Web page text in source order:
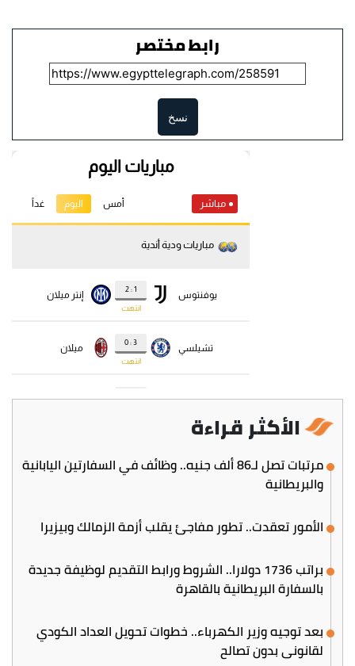
رابط مختصر
نسخ
الأكثر قراءة
مرتبات تصل لـ86 ألف جنيه.. وظائف في السفارتين اليابانية
والبريطانية
الأمور تعقدت.. تطور مفاجئ يقلب أزمة الزمالك وبيزيرا
براتب 1736 دولارا.. الشروط ورابط التقديم لوظيفة جديدة
بالسفارة البريطانية بالقاهرة
بعد توجيه وزير الكهرباء.. خطوات تحويل العداد الكودي
لقانوني بدون تصالح